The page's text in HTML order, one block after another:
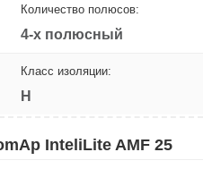
Количество полюсов:
4-х полюсный
Класс изоляции:
H
InteliLite AMF 25